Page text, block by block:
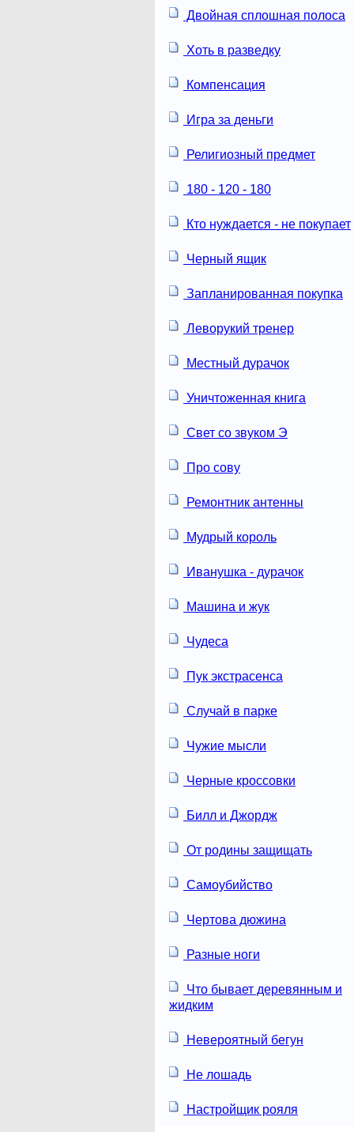
Двойная сплошная полоса
Хоть в разведку
Компенсация
Игра за деньги
Религиозный предмет
180 - 120 - 180
Кто нуждается - не покупает
Черный ящик
Запланированная покупка
Леворукий тренер
Местный дурачок
Уничтоженная книга
Свет со звуком Э
Про сову
Ремонтник антенны
Мудрый король
Иванушка - дурачок
Машина и жук
Чудеса
Пук экстрасенса
Случай в парке
Чужие мысли
Черные кроссовки
Билл и Джордж
От родины защищать
Самоубийство
Чертова дюжина
Разные ноги
Что бывает деревянным и
жидким
Невероятный бегун
Не лошадь
Настройщик рояля